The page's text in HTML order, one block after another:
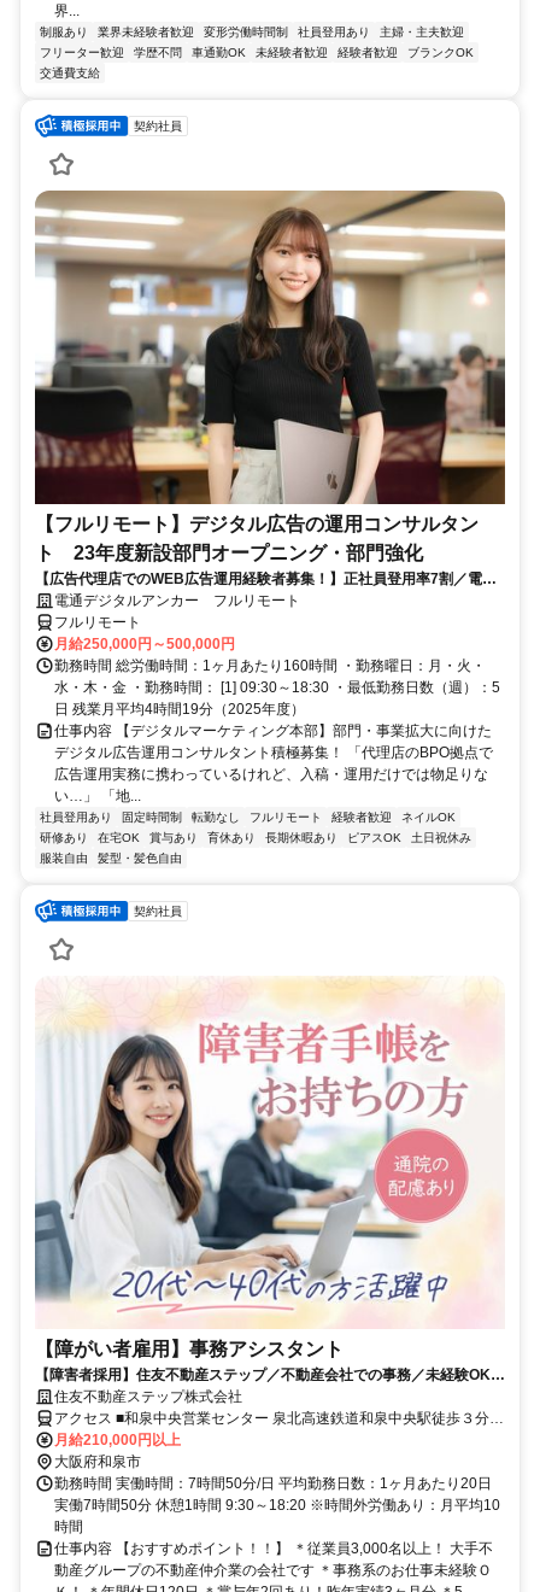
界...
制服あり 業界未経験者歓迎 変形労働時間制 社員登用あり
主婦・主夫歓迎
フリーター歓迎
学歴不問 車通勤OK 未経験者歓迎 経験者歓迎
ブランクOK
交通費支給
契約社員
【フルリモート】デジタル広告の運用コンサルタン
ト 23年度新設部門オープニング・部門強化
【広告代理店でのWEB広告運用経験者募集！】正社員登用率7割／電通
G／全国×完全在宅／年休126日・土日祝休み／残業月平均4時間19分
電通デジタルアンカー フルリモート
フルリモート
月給250,000円～500,000円
勤務時間 総労働時間：1ヶ月あたり160時間 ・勤務曜日：月・火・
水・木・金 ・勤務時間： [1] 09:30～18:30 ・最低勤務日数（週）：5
日 残業月平均4時間19分（2025年度）
仕事内容 【デジタルマーケティング本部】部門・事業拡大に向けた
デジタル広告運用コンサルタント積極募集！ 「代理店のBPO拠点で
広告運用実務に携わっているけれど、入稿・運用だけでは物足りな
い…」 「地...
社員登用あり 固定時間制 転勤なし フルリモート 経験者歓迎
ネイルOK
研修あり
在宅OK 賞与あり 育休あり 長期休暇あり ピアスOK
土日祝休み
服装自由
髪型・髪色自由
契約社員
【障がい者雇用】事務アシスタント
【障害者採用】住友不動産ステップ／不動産会社での事務／未経験OK／
賞与2回／和泉
住友不動産ステップ株式会社
アクセス ■和泉中央営業センター 泉北高速鉄道和泉中央駅徒歩３分
※転居を伴う転勤無し ※通勤考慮いたします
月給210,000円以上
大阪府和泉市
勤務時間 実働時間：7時間50分/日 平均勤務日数：1ヶ月あたり20日
実働7時間50分 休憩1時間 9:30～18:20 ※時間外労働あり：月平均10
時間
仕事内容 【おすすめポイント！！】 ＊従業員3,000名以上！ 大手不
動産グループの不動産仲介業の会社です ＊事務系のお仕事未経験Ｏ